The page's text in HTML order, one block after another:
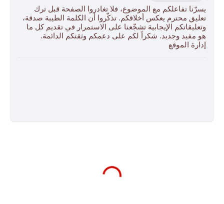
يسرّنا تفاعلكم مع الموضوع، فلا تغادروا الصفحة قبل ترك
تعليق محترم يعكس أخلاقكم. تذكّروا أن الكلمة الطيبة صدقة،
وتعليقاتكم الإيجابية تشجّعنا على الاستمرار في تقديم كل ما
هو مفيد وجديد. شكراً لكم على دعمكم وثقتكم الدائمة.
إدارة الموقع